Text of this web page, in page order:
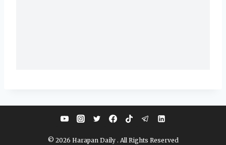
© 2026 Harapan Daily . All Rights Reserved